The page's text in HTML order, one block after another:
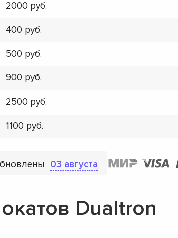
2000
400
500
900
2500
1100
03 августа
Dualtron